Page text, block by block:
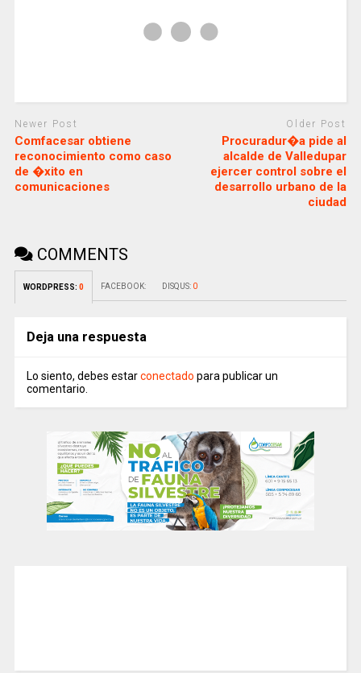
Newer Post
Comfacesar obtiene
reconocimiento como caso
de �xito en
comunicaciones
Older Post
Procuradur�a pide al
alcalde de Valledupar
ejercer control sobre el
desarrollo urbano de la
ciudad
COMMENTS
WORDPRESS: 0 FACEBOOK: DISQUS: 0
Deja una respuesta
Lo siento, debes estarconectado para publicar un
comentario.